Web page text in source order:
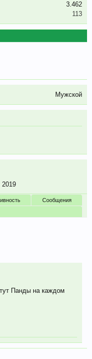
3.462
113
Мужской
2019
Сообщения
Панды на каждом